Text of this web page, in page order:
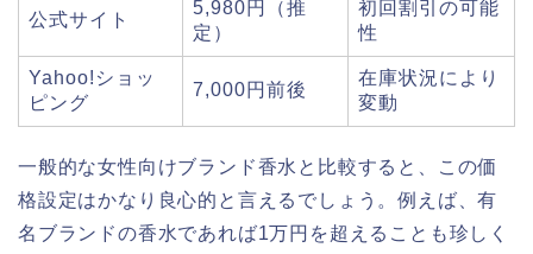
公式サイト
5,980円（推
定）
初回割引の可能
性
Yahoo!ショッ
ピング
7,000円前後
在庫状況により
変動
一般的な女性向けブランド香水と比較すると、この価
格設定はかなり良心的と言えるでしょう。例えば、有
名ブランドの香水であれば1万円を超えることも珍しく